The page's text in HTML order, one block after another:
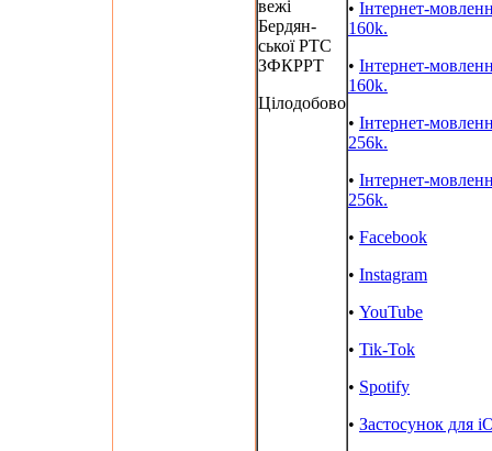
вежі
Бердян-
ської РТС
ЗФКРРТ
Цілодобово
• Інтернет-
160k.
• Інтернет-
160k.
• Інтернет-
256k.
• Інтернет-
256k.
• Facebook
• Instagram
• YouTube
• Tik-Tok
• Spotify
• Застосунок для